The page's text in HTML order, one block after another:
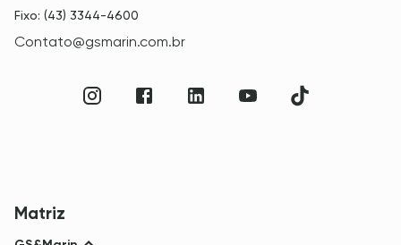
Fixo: (43) 3344-4600
Contato@gsmarin.com.br
Matriz